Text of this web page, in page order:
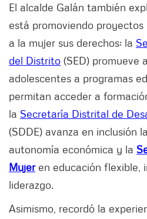
El alcalde Galán también
está promoviendo
a la mujer sus derechos: la
del Distrito (SED) promueve
adolescentes a programas
permitan acceder a
la Secretaría Distrital de
(SDDE) avanza en inclusión
autonomía económica y la
Mujeren educación flexible,
liderazgo.
Asimismo, recordó la